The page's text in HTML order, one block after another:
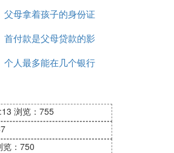
影响另一方贷款吗
父母拿着孩子的身份证
可以办贷款吗
首付款是父母贷款的影
响房贷吗
个人最多能在几个银行
浏览：755
览：750